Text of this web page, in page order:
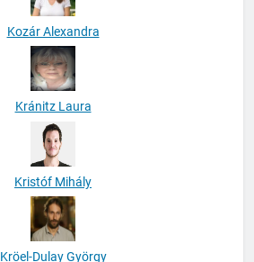
Kozár Alexandra
Kránitz Laura
Kristóf Mihály
Kröel-Dulay György